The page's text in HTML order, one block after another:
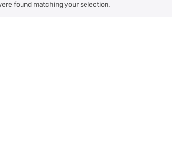
found matching your selection.